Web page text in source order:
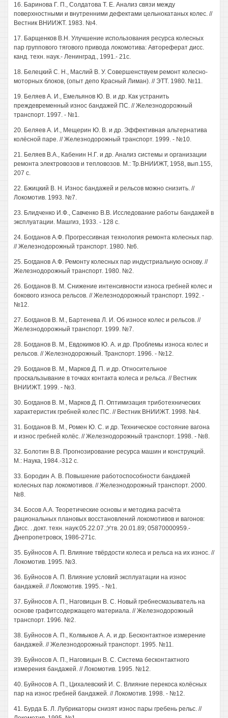
16. Баринова Г. П., Солдатова Т. Е. Анализ связи между
поверхностными и внутренними дефектами цельнокатаных колес. //
Вестник ВНИИЖТ. 1983. №4.
17. Барщенков В.Н. Улучшение использования ресурса колесных
пар группового тягового привода локомотива: Автореферат дисс.
канд. техн. наук.- Ленинград., 1991.- 21с.
18. Белецкий С. Н., Маслий В. У. Совершенствуем ремонт колесно-
моторных блоков, (опыт депо Красный Лиман). // ЭТТ. 1980. №11.
19. Беляев А. И., Емельянов Ю. В. и др. Как устранить
преждевременный износ бандажей ПС. // Железнодорожный
транспорт. 1997. - №1.
20. Беляев А. И., Мещерин Ю. В. и др. Эффективная альтернатива
колёсной паре. // Железнодорожный транспорт. 1999. - №10.
21. Беляев В.А., Кабенин Н.Г. и др. Анализ системы и организации
ремонта электровозов и тепловозов. М.: Тр.ВНИИЖТ, 1958, вып.155,
207 с.
22. Бжицкий В. Н. Износ бандажей и рельсов можно снизить. //
Локомотив. 1993. №7.
23. Блидченко И.Ф., Савченко В.В. Исследование работы бандажей в
эксплуатации. Машгиз, 1933. - 128 с.
24. Богданов А.Ф. Прогрессивная технология ремонта колесных пар.
// Железнодорожный транспорт. 1980. №6.
25. Богданов А.Ф. Ремонту колесных пар индустриальную основу. //
Железнодорожный транспорт. 1980. №2.
26. Богданов В. М. Снижение интенсивности износа гребней колес и
бокового износа рельсов. // Железнодорожный транспорт. 1992. -
№12.
27. Богданов В. М., Бартенева Л. И. Об износе колес и рельсов. //
Железнодорожный транспорт. 1999. №7.
28. Богданов В. М., Евдокимов Ю. А. и др. Проблемы износа колес и
рельсов. // Железнодорожный. Транспорт. 1996. - №12.
29. Богданов В. М., Марков Д. П. и др. Относительное
проскальзывание в точках контакта колеса и рельса. // Вестник
ВНИИЖТ. 1999. - №3.
30. Богданов В. М., Марков Д. П. Оптимизация триботехнических
характеристик гребней колес ПС. // Вестник ВНИИЖТ. 1998. №4.
31. Богданов В. М., Ромен Ю. С. и др. Техническое состояние вагона
и износ гребней колёс. // Железнодорожный транспорт. 1998. - №8.
32. Болотин В.В. Прогнозирование ресурса машин и конструкций.
М.: Наука, 1984.-312 с.
33. Бородин А. В. Повышение работоспособности бандажей
колесных пар локомотивов. // Железнодорожный транспорт. 2000.
№8.
34. Босов А.А. Теоретические основы и методика расчёта
рациональных плановых восстановлений локомотивов и вагонов:
Дисс. . докт. техн. наук:05.22.07.;Утв. 20.01.89; 05870000959.-
Днепропетровск, 1986-271с.
35. Буйносов А. П. Влияние твёрдости колеса и рельса на их износ. //
Локомотив. 1995. №3.
36. Буйносов А. П. Влияние условий эксплуатации на износ
бандажей. // Локомотив. 1995. - №1.
37. Буйносов А. П., Наговицын В. С. Новый гребнесмазыватель на
основе графитсодержащего материала. // Железнодорожный
транспорт. 1996. №2.
38. Буйносов А. П., Колмыков А. А. и др. Бесконтактное измерение
бандажей. // Железнодорожный транспорт. 1995. №11.
39. Буйносов А. П., Наговицын В. С. Система бесконтактного
измерения бандажей. // Локомотив. 1995. №12.
40. Буйносов А. П., Цихалевский И. С. Влияние перекоса колёсных
пар на износ гребней бандажей. // Локомотив. 1998. - №12.
41. Бурда Б. Л. Лубрикаторы снизят износ пары гребень рельс. //